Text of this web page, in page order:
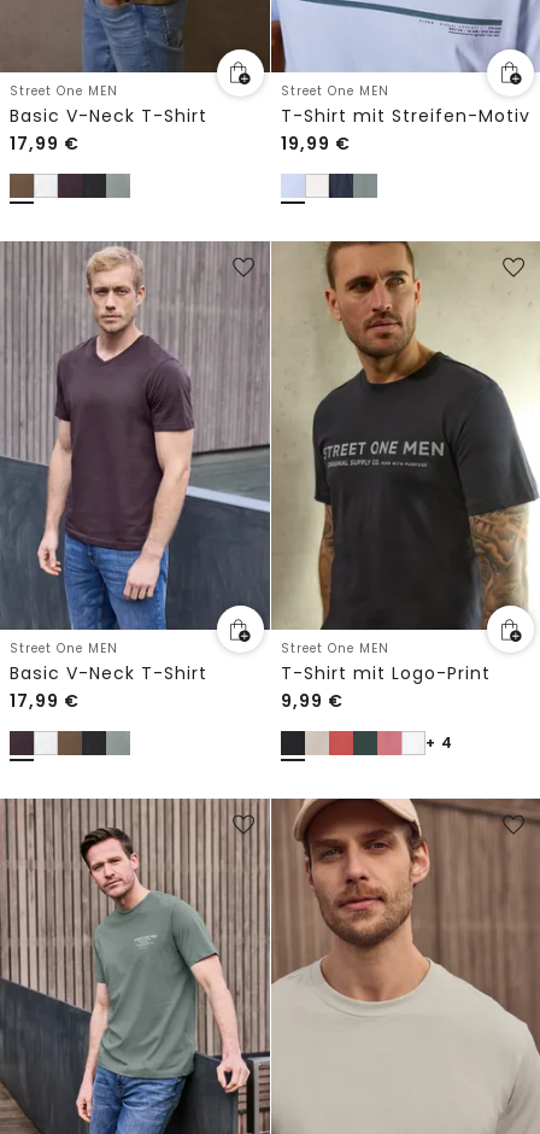
Street One MEN
Basic V-Neck T-Shirt
17,99 €
Street One MEN
T-Shirt mit Streifen-Motiv
19,99 €
Street One MEN
Basic V-Neck T-Shirt
17,99 €
Street One MEN
T-Shirt mit Logo-Print
9,99 €
+ 4